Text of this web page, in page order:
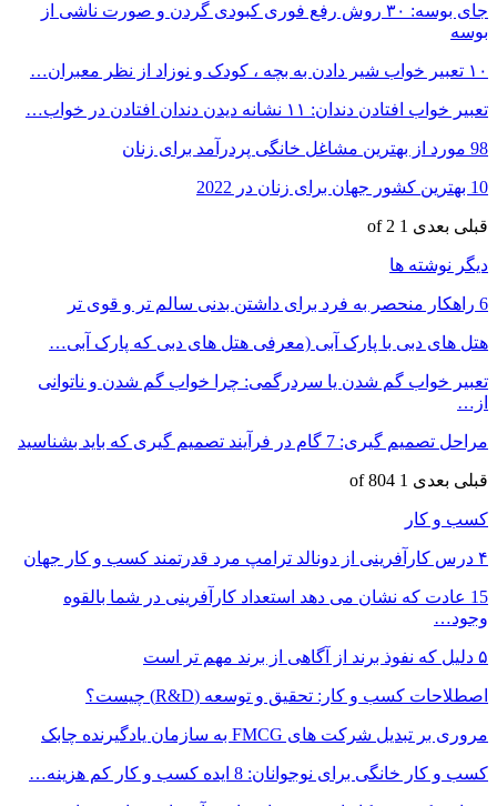
جای بوسه: ۳۰ روش رفع فوری کبودی گردن و صورت ناشی از
بوسه
۱۰ تعبیر خواب شیر دادن به بچه ، کودک و نوزاد از نظر معبران…
تعبیر خواب افتادن دندان: ۱۱ نشانه دیدن دندان افتادن در خواب…
98 مورد از بهترین مشاغل خانگی پردرآمد برای زنان
10 بهترین کشور جهان برای زنان در 2022
قبلی بعدی 1 of 2
دیگر نوشته ها
6 راهکار منحصر به فرد برای داشتن بدنی سالم تر و قوی تر
هتل های دبی با پارک آبی (معرفی هتل های دبی که پارک آبی…
تعبیر خواب گم شدن یا سردرگمی: چرا خواب گم شدن و ناتوانی
از…
مراحل تصمیم گیری: 7 گام در فرآیند تصمیم گیری که باید بشناسید
قبلی بعدی 1 of 804
کسب و کار
۴ درس کارآفرینی از دونالد ترامپ مرد قدرتمند کسب و کار جهان
15 عادت که نشان می دهد استعداد کارآفرینی در شما بالقوه
وجود…
۵ دلیل که نفوذ برند از آگاهی از برند مهم تر است
اصطلاحات کسب و کار: تحقیق و توسعه (R&D) چیست؟
مروری بر تبدیل شرکت های FMCG به سازمان یادگیرنده چابک
کسب و کار خانگی برای نوجوانان: 8 ایده کسب و کار کم هزینه…